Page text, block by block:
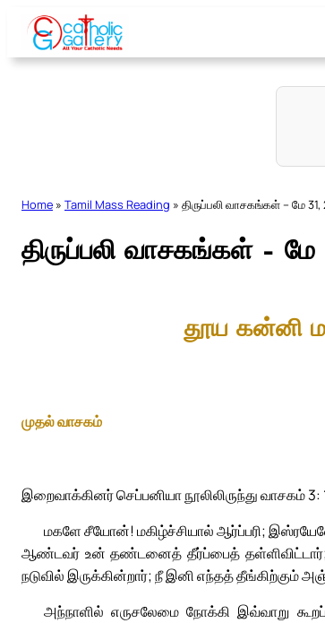
Skip
content
Home » Tamil Mass Reading » திருப்பலி வாசகங்கள் – மே 31,
திருப்பலி வாசகங்கள் – மே
தூய கன்னி
முதல் வாசகம்
இறைவாக்கினர் செப்பனியா நூலிலிருந்து வாசகம் 3:
மகளே சீயோன்! மகிழ்ச்சியால் ஆர்ப்பரி;
ஆண்டவர் உன் தண்டனைத் தீர்ப்பைத் தள்ளிவிட்டார்;
நடுவில் இருக்கின்றார்; நீ இனி எந்தத் தீங்கிற்கும்
அந்நாளில் எருசலேமை நோக்கி இவ்வாறு